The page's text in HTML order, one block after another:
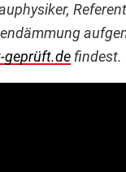
geprüft.defindest.